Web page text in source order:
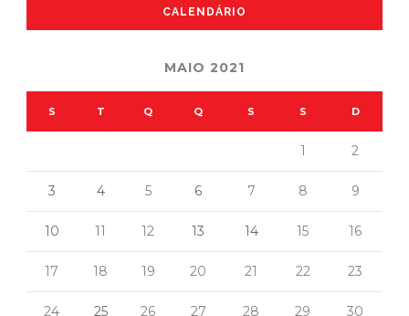
CALENDÁRIO
MAIO 2021
S T Q Q S S D
1 2
3 4 5 6 7 8 9
10 11 12 13 14 15 16
17 18 19 20 21 22 23
24 25 26 27 28 29 30